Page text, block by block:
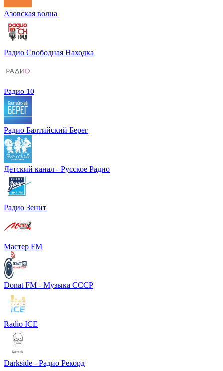
Азовская волна
Радио Свободная Находка
Радио 10
Радио Балтийский Берег
Детский канал - Русское Радио
Радио Зенит
Мастер FM
Donat FM - Музыка СССР
Radio ICE
Darkside - Радио Рекорд